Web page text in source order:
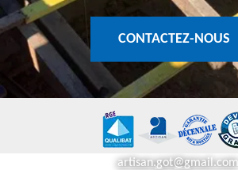
CONTACTEZ-NOUS
artisan.got@gmail.com